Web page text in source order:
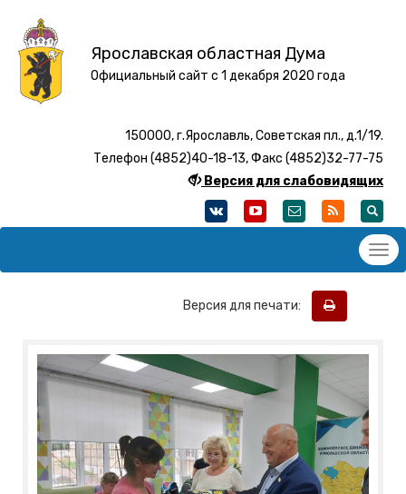
Ярославская областная Дума
Официальный сайт с 1 декабря 2020 года
150000, г.Ярославль, Советская пл., д.1/19.
Телефон (4852)40-18-13, Факс (4852)32-77-75
Версия для слабовидящих
Версия для печати: